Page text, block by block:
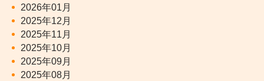
2026年01月
2025年12月
2025年11月
2025年10月
2025年09月
2025年08月